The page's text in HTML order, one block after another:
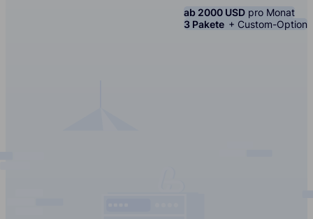
ab 2000 USD pro Monat
3 Pakete + Custom-Option